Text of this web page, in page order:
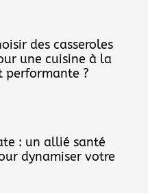
des casseroles
une cuisine à la
performante ?
: un allié santé
dynamiser votre